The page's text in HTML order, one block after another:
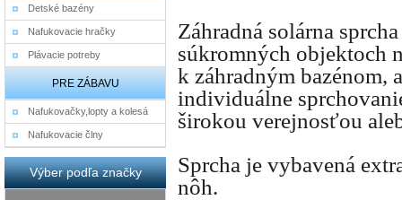
Detské bazény
Nafukovacie hračky
Plávacie potreby
PRE ZÁBAVU
Nafukovačky,lopty a kolesá
Nafukovacie člny
Výber podľa značky
Záhradná solárna
súkromných objektoch
k záhradným bazénom,
individuálne
širokou verejnosťou
Sprcha je vybavená
nôh.